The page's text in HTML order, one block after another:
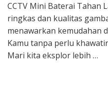
CCTV Mini Baterai Tahan
ringkas dan kualitas
menawarkan kemudahan
Kamu tanpa perlu
Mari kita eksplor lebih …